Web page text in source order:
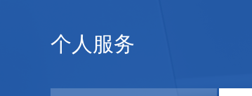
个人服务